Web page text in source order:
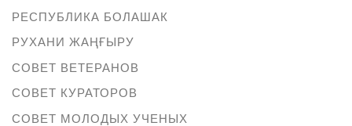
РЕСПУБЛИКА БОЛАШАК
РУХАНИ ЖАҢҒЫРУ
СОВЕТ ВЕТЕРАНОВ
СОВЕТ КУРАТОРОВ
СОВЕТ МОЛОДЫХ УЧЕНЫХ